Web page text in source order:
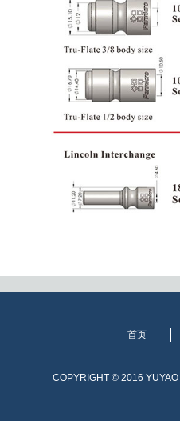
首页
COPYRIGHT © 2016